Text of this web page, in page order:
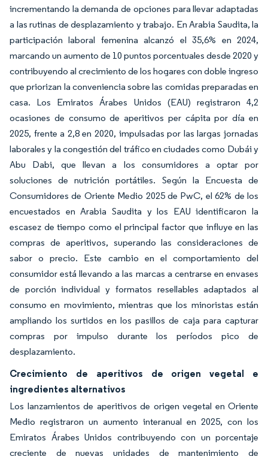
incrementando la demanda de opciones para llevar adaptadas
a las rutinas de desplazamiento y trabajo. En Arabia Saudita, la
participación laboral femenina alcanzó el 35,6% en 2024,
marcando un aumento de 10 puntos porcentuales desde 2020 y
contribuyendo al crecimiento de los hogares con doble ingreso
que priorizan la conveniencia sobre las comidas preparadas en
casa. Los Emiratos Árabes Unidos (EAU) registraron 4,2
ocasiones de consumo de aperitivos per cápita por día en
2025, frente a 2,8 en 2020, impulsadas por las largas jornadas
laborales y la congestión del tráfico en ciudades como Dubái y
Abu Dabi, que llevan a los consumidores a optar por
soluciones de nutrición portátiles. Según la Encuesta de
Consumidores de Oriente Medio 2025 de PwC, el 62% de los
encuestados en Arabia Saudita y los EAU identificaron la
escasez de tiempo como el principal factor que influye en las
compras de aperitivos, superando las consideraciones de
sabor o precio. Este cambio en el comportamiento del
consumidor está llevando a las marcas a centrarse en envases
de porción individual y formatos resellables adaptados al
consumo en movimiento, mientras que los minoristas están
ampliando los surtidos en los pasillos de caja para capturar
compras por impulso durante los períodos pico de
desplazamiento.
Crecimiento de aperitivos de origen vegetal e
ingredientes alternativos
Los lanzamientos de aperitivos de origen vegetal en Oriente
Medio registraron un aumento interanual en 2025, con los
Emiratos Árabes Unidos contribuyendo con un porcentaje
creciente de nuevas unidades de mantenimiento de